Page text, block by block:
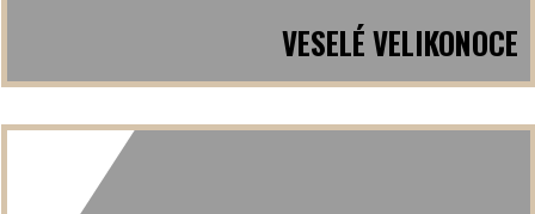
VESELÉ VELIKONOCE